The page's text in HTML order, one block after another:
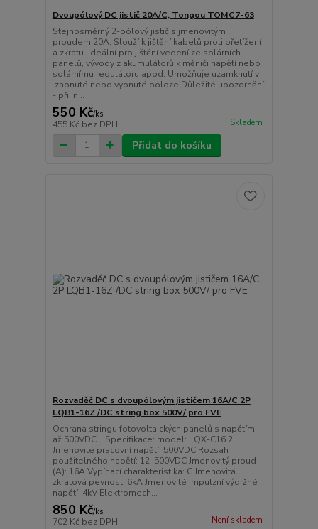
Dvoupólový DC jistič 20A/C, Tongou TOMC7-63
Stejnosměrný 2-pólový jistič s jmenovitým
proudem 20A. Slouží k jištění kabelů proti přetížení
a zkratu. Ideální pro jištění vedení ze solárních
panelů, vývody z akumulátorů k měniči napětí nebo
solárnímu regulátoru apod. Umožňuje uzamknutí v
zapnuté nebo vypnuté poloze.Důležité upozornění
- při in...
550 Kč/ks
455 Kč bez DPH Skladem
Přidat do košíku
Rozvaděč DC s dvoupólovým jističem 16A/C 2P
LQB1-16Z /DC string box 500V/ pro FVE
Ochrana stringu fotovoltaických panelů s napětím
až 500VDC. Specifikace: model: LQX-C16.2
Jmenovité pracovní napětí: 500VDC Rozsah
použitelného napětí: 12–500VDC Jmenovitý proud
(A): 16A Vypínací charakteristika: C Jmenovitá
zkratová pevnost: 6kA Jmenovité impulzní výdržné
napětí: 4kV Elektromech...
850 Kč/ks
702 Kč bez DPH Není skladem